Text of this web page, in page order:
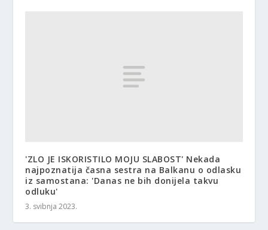
'ZLO JE ISKORISTILO MOJU SLABOST' Nekada
najpoznatija časna sestra na Balkanu o odlasku
iz samostana: 'Danas ne bih donijela takvu
odluku'
3. svibnja 2023.